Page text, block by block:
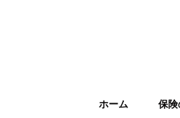
ホーム 保険